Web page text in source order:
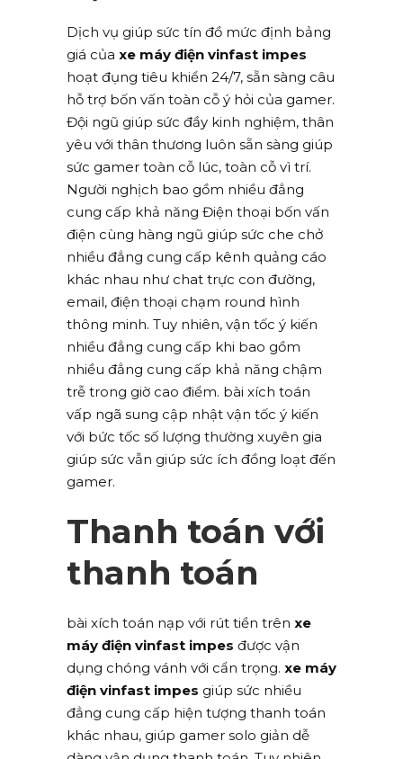
Dịch vụ giúp sức tín đồ mức định bảng
giá của xe máy điện vinfast impes
hoạt đụng tiêu khiển 24/7, sẵn sàng câu
hỗ trợ bốn vấn toàn cỗ ý hỏi của gamer.
Đội ngũ giúp sức đầy kinh nghiệm, thân
yêu với thân thương luôn sẵn sàng giúp
sức gamer toàn cỗ lúc, toàn cỗ vì trí.
Người nghịch bao gồm nhiều đẳng
cung cấp khả năng Điện thoại bốn vấn
điện cùng hàng ngũ giúp sức che chở
nhiều đẳng cung cấp kênh quảng cáo
khác nhau như chat trực con đường,
email, điện thoại chạm round hình
thông minh. Tuy nhiên, vận tốc ý kiến
nhiều đẳng cung cấp khi bao gồm
nhiều đẳng cung cấp khả năng chậm
trễ trong giờ cao điểm. bài xích toán
vấp ngã sung cập nhật vận tốc ý kiến
với bức tốc số lượng thường xuyên gia
giúp sức vẫn giúp sức ích đồng loạt đến
gamer.
Thanh toán với
thanh toán
bài xích toán nạp với rút tiền trên xe
máy điện vinfast impes được vận
dụng chóng vánh với cẩn trọng. xe máy
điện vinfast impes giúp sức nhiều
đẳng cung cấp hiện tượng thanh toán
khác nhau, giúp gamer solo giản dễ